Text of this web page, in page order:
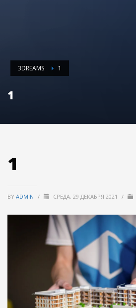
3DREAMS 1
1
1
BY ADMIN / СРЕДА, 29 ДЕКАБРЯ 2021 /